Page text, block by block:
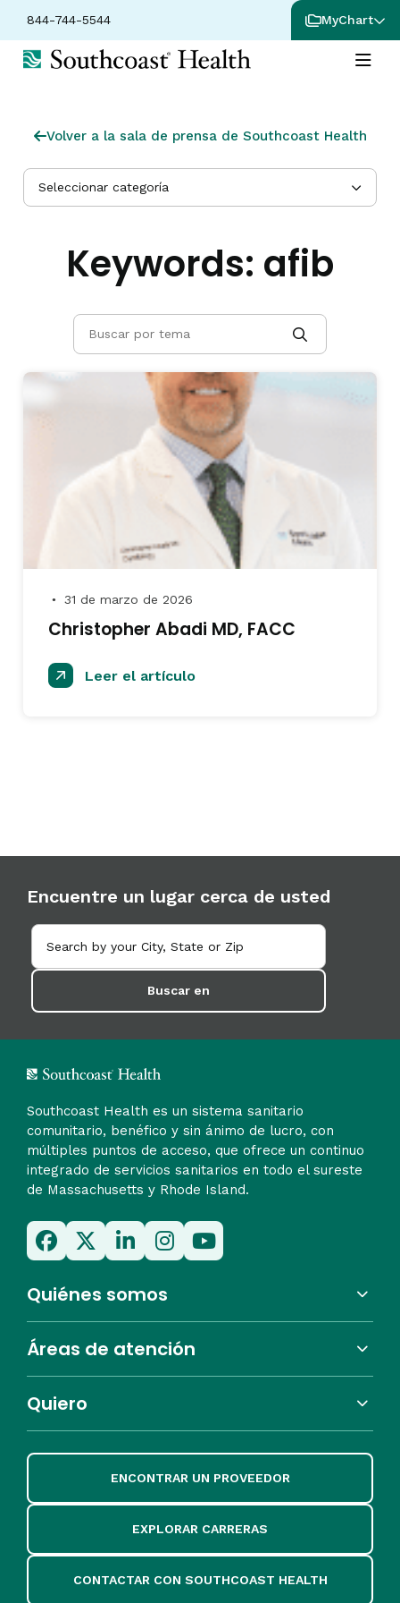
844-744-5544 MyChart
Volver a la sala de prensa de Southcoast Health
Seleccionar categoría
Keywords: afib
● 31 de marzo de 2026
Christopher Abadi MD, FACC
Leer el artículo
Encuentre un lugar cerca de usted
Buscar en
Southcoast Health es un sistema sanitario
comunitario, benéfico y sin ánimo de lucro, con
múltiples puntos de acceso, que ofrece un continuo
integrado de servicios sanitarios en todo el sureste
de Massachusetts y Rhode Island.
Quiénes somos
Áreas de atención
Quiero
ENCONTRAR UN PROVEEDOR
EXPLORAR CARRERAS
CONTACTAR CON SOUTHCOAST HEALTH